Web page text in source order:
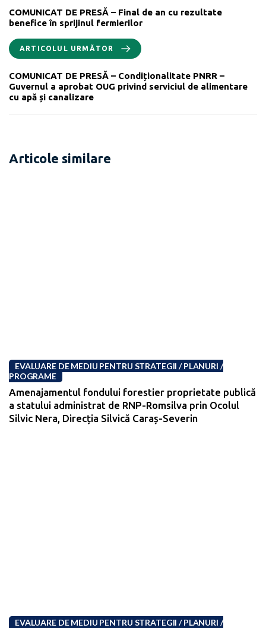
COMUNICAT DE PRESĂ – Final de an cu rezultate
benefice în sprijinul fermierilor
ARTICOLUL URMĂTOR
COMUNICAT DE PRESĂ – Condiționalitate PNRR –
Guvernul a aprobat OUG privind serviciul de alimentare
cu apă și canalizare
Articole similare
EVALUARE DE MEDIU PENTRU STRATEGII / PLANURI /
PROGRAME
Amenajamentul fondului forestier proprietate publică
a statului administrat de RNP-Romsilva prin Ocolul
Silvic Nera, Direcția Silvică Caraș-Severin
EVALUARE DE MEDIU PENTRU STRATEGII / PLANURI /